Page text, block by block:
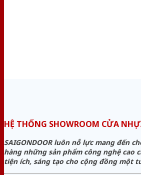
HỆ THỐNG SHOWROOM CỬA
SAIGONDOOR luôn nỗ lực mang đến
hàng những sản phẩm công nghệ cao
tiện ích, sáng tạo cho cộng đồng một